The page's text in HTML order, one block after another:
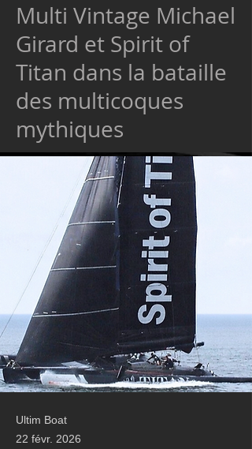
Multi Vintage Michael
Girard et Spirit of
Titan dans la bataille
des multicoques
mythiques
Ultim Boat
22 févr. 2026